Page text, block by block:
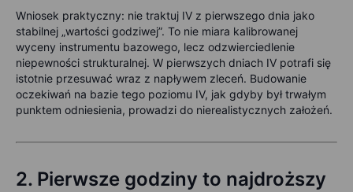
Wniosek praktyczny: nie traktuj IV z pierwszego dnia jako
stabilnej „wartości godziwej”. To nie miara kalibrowanej
wyceny instrumentu bazowego, lecz odzwierciedlenie
niepewności strukturalnej. W pierwszych dniach IV potrafi się
istotnie przesuwać wraz z napływem zleceń. Budowanie
oczekiwań na bazie tego poziomu IV, jak gdyby był trwałym
punktem odniesienia, prowadzi do nierealistycznych założeń.
2. Pierwsze godziny to najdroższy